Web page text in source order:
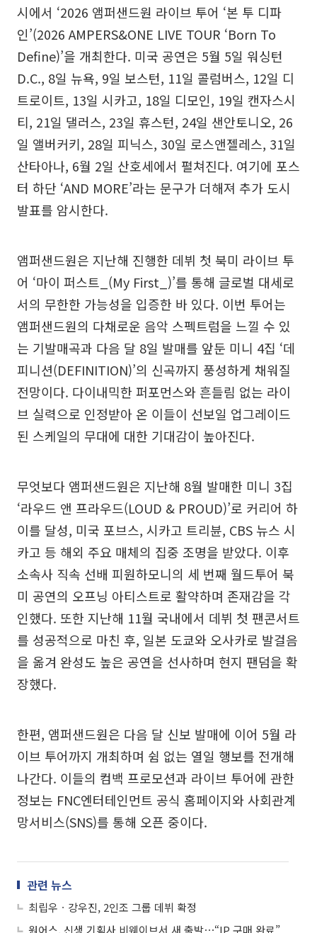
시에서 ‘2026 앰퍼샌드원 라이브 투어 ‘본 투 디파
인’(2026 AMPERS&ONE LIVE TOUR ‘Born To
Define)’을 개최한다. 미국 공연은 5월 5일 워싱턴
D.C., 8일 뉴욕, 9일 보스턴, 11일 콜럼버스, 12일 디
트로이트, 13일 시카고, 18일 디모인, 19일 캔자스시
티, 21일 댈러스, 23일 휴스턴, 24일 샌안토니오, 26
일 앨버커키, 28일 피닉스, 30일 로스앤젤레스, 31일
산타아나, 6월 2일 산호세에서 펼쳐진다. 여기에 포스
터 하단 ‘AND MORE’라는 문구가 더해져 추가 도시
발표를 암시한다.
앰퍼샌드원은 지난해 진행한 데뷔 첫 북미 라이브 투
어 ‘마이 퍼스트_(My First_)’를 통해 글로벌 대세로
서의 무한한 가능성을 입증한 바 있다. 이번 투어는
앰퍼샌드원의 다채로운 음악 스펙트럼을 느낄 수 있
는 기발매곡과 다음 달 8일 발매를 앞둔 미니 4집 ‘데
피니션(DEFINITION)’의 신곡까지 풍성하게 채워질
전망이다. 다이내믹한 퍼포먼스와 흔들림 없는 라이
브 실력으로 인정받아 온 이들이 선보일 업그레이드
된 스케일의 무대에 대한 기대감이 높아진다.
무엇보다 앰퍼샌드원은 지난해 8월 발매한 미니 3집
‘라우드 앤 프라우드(LOUD & PROUD)’로 커리어 하
이를 달성, 미국 포브스, 시카고 트리뷴, CBS 뉴스 시
카고 등 해외 주요 매체의 집중 조명을 받았다. 이후
소속사 직속 선배 피원하모니의 세 번째 월드투어 북
미 공연의 오프닝 아티스트로 활약하며 존재감을 각
인했다. 또한 지난해 11월 국내에서 데뷔 첫 팬콘서트
를 성공적으로 마친 후, 일본 도쿄와 오사카로 발걸음
을 옮겨 완성도 높은 공연을 선사하며 현지 팬덤을 확
장했다.
한편, 앰퍼샌드원은 다음 달 신보 발매에 이어 5월 라
이브 투어까지 개최하며 쉼 없는 열일 행보를 전개해
나간다. 이들의 컴백 프로모션과 라이브 투어에 관한
정보는 FNC엔터테인먼트 공식 홈페이지와 사회관계
망서비스(SNS)를 통해 오픈 중이다.
관련 뉴스
최립우ㆍ강우진, 2인조 그룹 데뷔 확정
원어스, 신생 기획사 비웨이브서 새 출발⋯“IP 구매 완료”